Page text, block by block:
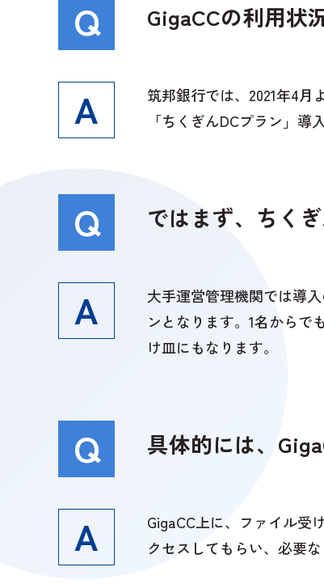
GigaCCの利用状
筑邦銀行では、2021年4月
「ちくぎんDCプラン」
ではまず、ちく
大手運営管理機関では導
ンとなります。1名からで
け皿にもなります。
具体的には、
GigaCC上に、ファイル受
クセスしてもらい、必要